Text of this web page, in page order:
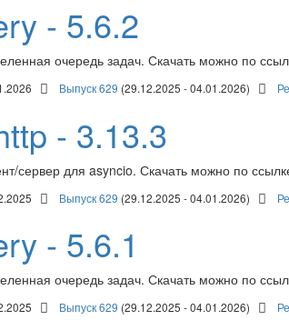
- 5.6.2
очередь задач. Скачать можно по
Выпуск 629 (29.12.2025 - 04.01.2026)
- 3.13.3
сервер для asyncio. Скачать можно по
Выпуск 629 (29.12.2025 - 04.01.2026)
- 5.6.1
очередь задач. Скачать можно по
Выпуск 629 (29.12.2025 - 04.01.2026)